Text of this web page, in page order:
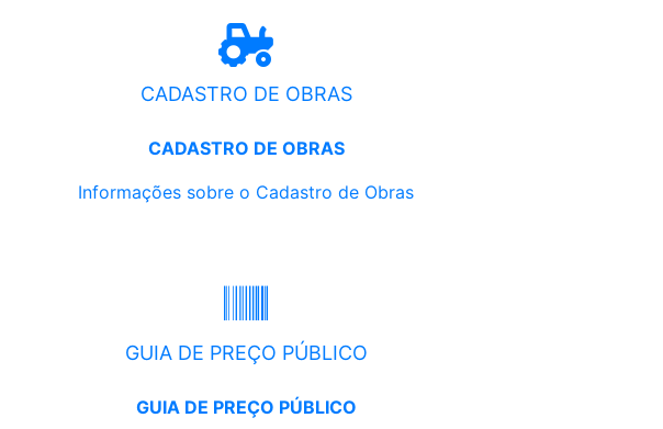
CADASTRO DE OBRAS
CADASTRO DE OBRAS
Informações sobre o Cadastro de Obras
GUIA DE PREÇO PÚBLICO
GUIA DE PREÇO PÚBLICO